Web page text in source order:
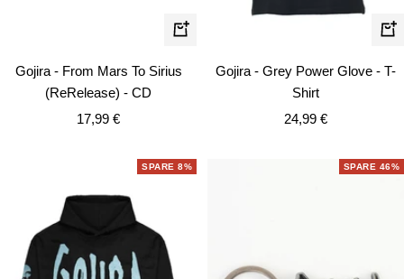
In
Gojira - From Mars To Sirius
(ReRelease) - CD
Angebotspreis
17,99 €
Gojira - Grey Power Glove - T-
Shirt
Angebotspreis
24,99 €
SPARE 8% SPARE 46%